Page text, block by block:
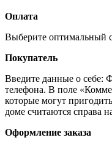
Оплата
Выберите оптимальный
Покупатель
Введите данные о себе:
телефона. В поле
которые могут
доме считаются справа
Оформление заказа